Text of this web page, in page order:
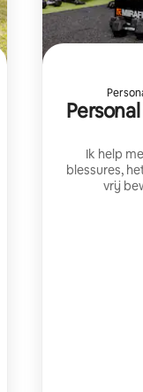
Ik help
blessures,
vrij